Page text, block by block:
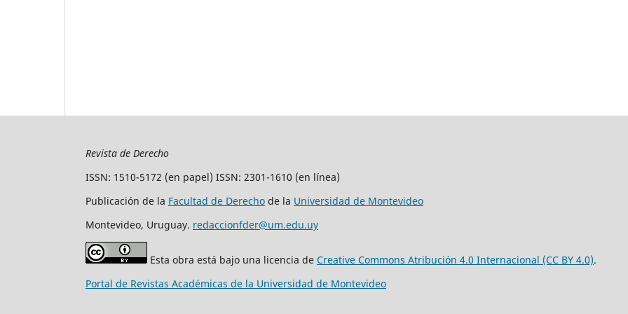
Revista de Derecho
ISSN: 1510-5172 (en papel) ISSN: 2301-1610 (en línea)
Publicación de la Facultad de Derecho de la Universidad de Montevideo
Montevideo, Uruguay. redaccionfder@um.edu.uy
Esta obra está bajo una licencia de Creative Commons Atribución 4.0 Internacional (CC BY 4.0).
Portal de Revistas Académicas de la Universidad de Montevideo